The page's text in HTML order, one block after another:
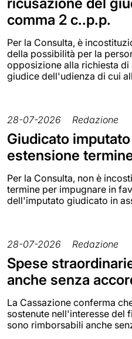
comma 2 c..p.p.
Per la Consulta, è
della possibilità per la
opposizione alla richiesta
giudice dell'udienza di cui
28-07-2026 Redazione
Giudicato
estensione
Per la Consulta, non è
termine per impugnare in
dell'imputato giudicato in
28-07-2026 Redazione
Spese
anche senza
La Cassazione conferma
sostenute nell'interesse del
sono rimborsabili anche